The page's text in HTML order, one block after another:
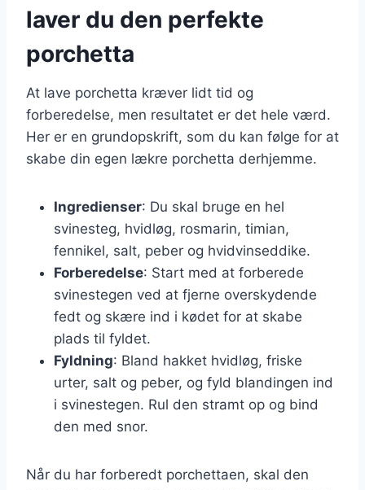
laver du den perfekte
porchetta
At lave porchetta kræver lidt tid og
forberedelse, men resultatet er det hele værd.
Her er en grundopskrift, som du kan følge for at
skabe din egen lækre porchetta derhjemme.
Ingredienser: Du skal bruge en hel
svinesteg, hvidløg, rosmarin, timian,
fennikel, salt, peber og hvidvinseddike.
Forberedelse: Start med at forberede
svinestegen ved at fjerne overskydende
fedt og skære ind i kødet for at skabe
plads til fyldet.
Fyldning: Bland hakket hvidløg, friske
urter, salt og peber, og fyld blandingen ind
i svinestegen. Rul den stramt op og bind
den med snor.
Når du har forberedt porchettaen, skal den